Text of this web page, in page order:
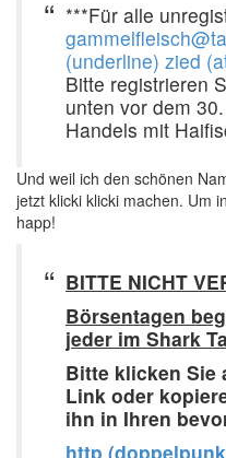
***Für alle
(underline) zied
Bitte registrieren
unten vor dem
Handels mit
Und weil ich den schönen
jetzt klicki klicki machen. Um
happ!
BITTE NICHT
Börsentagen
jeder im Shark
Bitte klicken Sie
Link oder
ihn in Ihren
http